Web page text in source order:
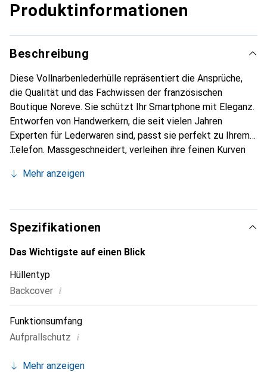
Produktinformationen
Beschreibung
Diese Vollnarbenlederhülle repräsentiert die Ansprüche,
die Qualität und das Fachwissen der französischen
Boutique Noreve. Sie schützt Ihr Smartphone mit Eleganz.
Entworfen von Handwerkern, die seit vielen Jahren
Experten für Lederwaren sind, passt sie perfekt zu Ihrem
Telefon. Massgeschneidert, verleihen ihre feinen Kurven
unverzichtbaren Accessoire Ihres Smartphones.
die Marke Noreve eine sichere Wahl für eine
anspruchsvolle Klientel.
Mehr anzeigen
Spezifikationen
Das Wichtigste auf einen Blick
Hüllentyp
Backcover i
Funktionsumfang
Aufprallschutz i
Mehr anzeigen